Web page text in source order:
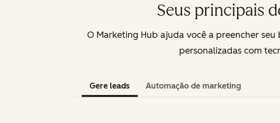
Seus principais
O Marketing Hub ajuda você a preencher
personalizadas com
Gere leads Automação de marketing